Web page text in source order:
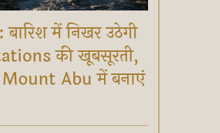
में निखर उठेगी
की खूबसूरती,
Abu में बनाएं